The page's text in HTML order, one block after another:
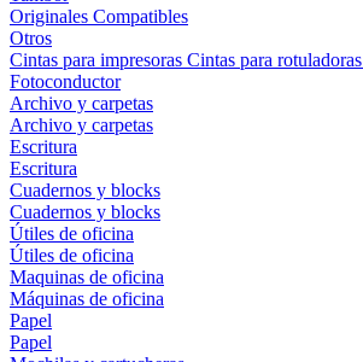
Originales Compatibles
Otros
Cintas para impresoras Cintas para rotuladoras
Fotoconductor
Archivo y carpetas
Archivo y carpetas
Escritura
Escritura
Cuadernos y blocks
Cuadernos y blocks
Útiles de oficina
Útiles de oficina
Maquinas de oficina
Máquinas de oficina
Papel
Papel